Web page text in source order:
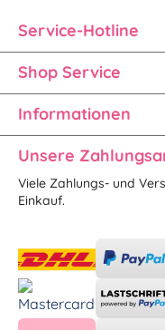
Service-Hotline
Shop Service
Informationen
Unsere
Viele Zahlungs- und
Einkauf.